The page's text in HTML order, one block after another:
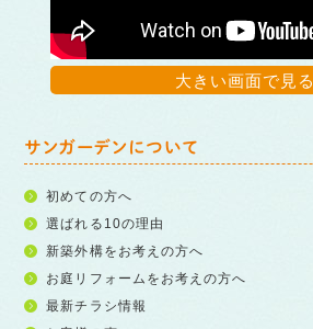
大きい画面で見る
サンガーデンについて
初めての方へ
選ばれる10の理由
新築外構をお考えの方へ
お庭リフォームをお考えの方へ
最新チラシ情報